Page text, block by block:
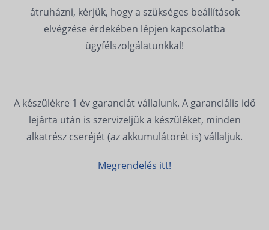
átruházni, kérjük, hogy a szükséges beállítások
elvégzése érdekében lépjen kapcsolatba
ügyfélszolgálatunkkal!
A készülékre 1 év garanciát vállalunk. A garanciális idő
lejárta után is szervizeljük a készüléket, minden
alkatrész cseréjét (az akkumulátorét is) vállaljuk.
Megrendelés itt!